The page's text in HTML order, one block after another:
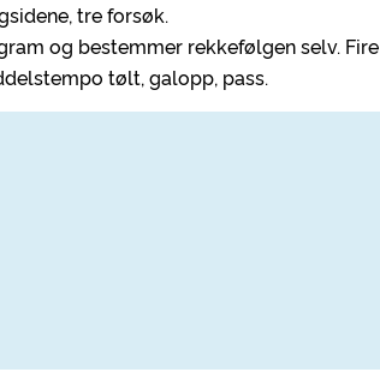
tre forsøk.
og bestemmer rekkefølgen selv. Fire
tølt, galopp, pass.